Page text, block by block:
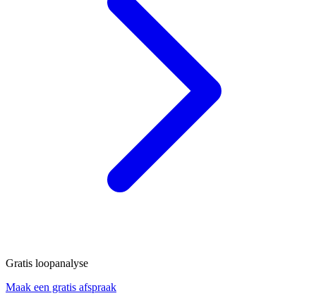
Gratis loopanalyse
Maak een gratis afspraak